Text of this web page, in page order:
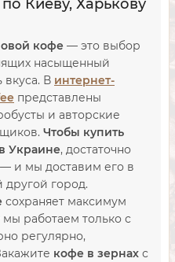
Киеву, Харькову
кофе — это выбор
насыщенный
вкуса. В интернет-
представлены
и авторские
Чтобы купить
Украине, достаточно
и мы доставим его в
город.
сохраняет максимум
мы работаем только с
регулярно,
кофе в зернах с